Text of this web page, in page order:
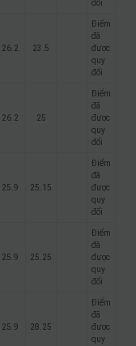
đổi
26.2 23.5
Điểm
đã
được
quy
đổi
26.2 25
Điểm
đã
được
quy
đổi
25.9 25.15
Điểm
đã
được
quy
đổi
25.9 25.25
Điểm
đã
được
quy
đổi
25.9 28.25
Điểm
đã
được
quy